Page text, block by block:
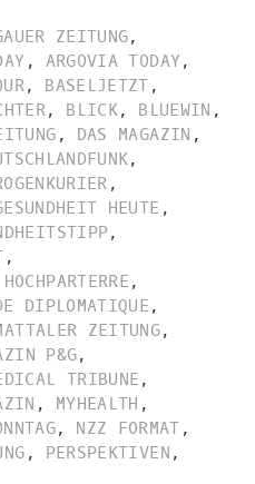
ZEITUNG,
, ARGOVIA TODAY,
, BASELJETZT ,
, BLICK, BLUEWIN ,
, DAS MAGAZIN ,
,
,
HEUTE ,
,
,
HOCHPARTERRE ,
DIPLOMATIQUE ,
ZEITUNG,
P&G,
TRIBUNE ,
, MYHEALTH ,
, NZZ FORMAT ,
, PERSPEKTIVEN ,